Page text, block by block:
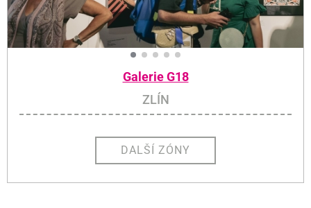
Galerie G18
ZLÍN
DALŠÍ ZÓNY